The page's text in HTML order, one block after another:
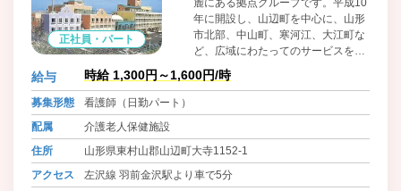
正社員・パート
年に開設し、山辺町を中心に、山形
市北部、中山町、寒河江、大江町な
ど、広域にわたってのサービスを提
供しております。 通所・訪問系の
サービスを併設した介護老人保健施
会福祉法人運営のケアハウス（経費
する総合福祉施設です。
給与 時給 1,300円～1,600円/時
募集形態
看護師（日勤パート）
配属
介護老人保健施設
住所
山形県東村山郡山辺町大寺1152-1
アクセス
左沢線 羽前金沢駅より車で5分